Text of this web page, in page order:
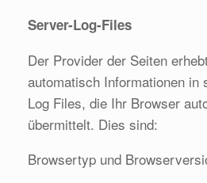
Server-Log-Files
Der Provider der Seiten
automatisch Informationen in
Log Files, die Ihr Browser
übermittelt. Dies sind:
Browsertyp und